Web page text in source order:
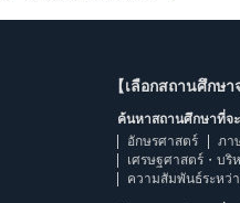
【เลือกสถานศึกษ
ค้นหาสถานศึกษาที่จ
อักษรศาสตร์
ภา
เศรษฐศาสตร์・บ
ความสัมพันธ์ระหว่